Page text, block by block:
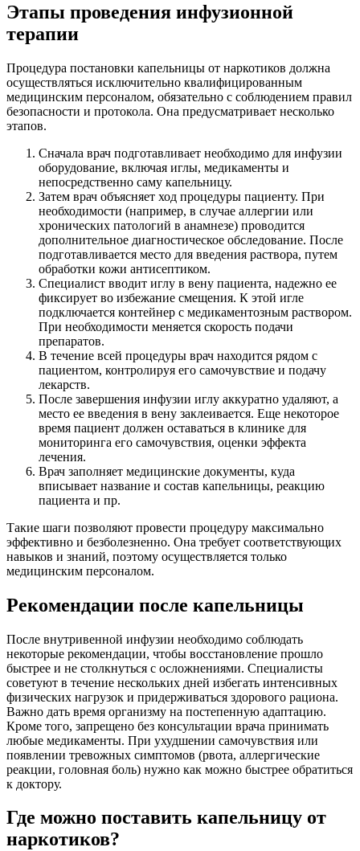
Этапы проведения инфузионной
терапии
Процедура постановки капельницы от наркотиков должна
осуществляться исключительно квалифицированным
медицинским персоналом, обязательно с соблюдением правил
безопасности и протокола. Она предусматривает несколько
этапов.
Сначала врач подготавливает необходимо для инфузии
оборудование, включая иглы, медикаменты и
непосредственно саму капельницу.
Затем врач объясняет ход процедуры пациенту. При
необходимости (например, в случае аллергии или
хронических патологий в анамнезе) проводится
дополнительное диагностическое обследование. После
подготавливается место для введения раствора, путем
обработки кожи антисептиком.
Специалист вводит иглу в вену пациента, надежно ее
фиксирует во избежание смещения. К этой игле
подключается контейнер с медикаментозным раствором.
При необходимости меняется скорость подачи
препаратов.
В течение всей процедуры врач находится рядом с
пациентом, контролируя его самочувствие и подачу
лекарств.
После завершения инфузии иглу аккуратно удаляют, а
место ее введения в вену заклеивается. Еще некоторое
время пациент должен оставаться в клинике для
мониторинга его самочувствия, оценки эффекта
лечения.
Врач заполняет медицинские документы, куда
вписывает название и состав капельницы, реакцию
пациента и пр.
Такие шаги позволяют провести процедуру максимально
эффективно и безболезненно. Она требует соответствующих
навыков и знаний, поэтому осуществляется только
медицинским персоналом.
Рекомендации после капельницы
После внутривенной инфузии необходимо соблюдать
некоторые рекомендации, чтобы восстановление прошло
быстрее и не столкнуться с осложнениями. Специалисты
советуют в течение нескольких дней избегать интенсивных
физических нагрузок и придерживаться здорового рациона.
Важно дать время организму на постепенную адаптацию.
Кроме того, запрещено без консультации врача принимать
любые медикаменты. При ухудшении самочувствия или
появлении тревожных симптомов (рвота, аллергические
реакции, головная боль) нужно как можно быстрее обратиться
к доктору.
Где можно поставить капельницу от
наркотиков?